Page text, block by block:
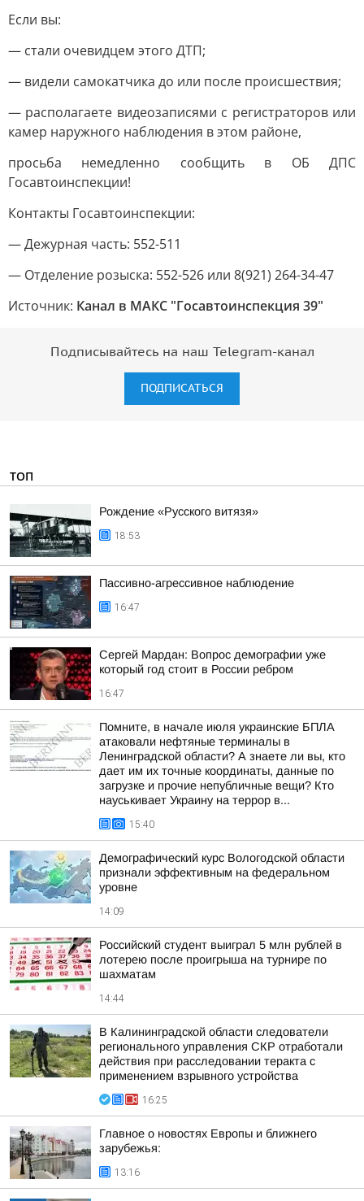
Если вы:
— стали очевидцем этого ДТП;
— видели самокатчика до или после происшествия;
— располагаете видеозаписями с регистраторов или
камер наружного наблюдения в этом районе,
просьба немедленно сообщить в ОБ ДПС
Госавтоинспекции!
Контакты Госавтоинспекции:
— Дежурная часть: 552-511
— Отделение розыска: 552-526 или 8(921) 264-34-47
Источник: Канал в МАКС "Госавтоинспекция 39"
Подписывайтесь на наш Telegram-канал
ПОДПИСАТЬСЯ
ТОП
Рождение «Русского витязя»
18:53
Пассивно-агрессивное наблюдение
16:47
Сергей Мардан: Вопрос демографии уже
который год стоит в России ребром
16:47
Помните, в начале июля украинские БПЛА
атаковали нефтяные терминалы в
Ленинградской области? А знаете ли вы, кто
дает им их точные координаты, данные по
загрузке и прочие непубличные вещи? Кто
науськивает Украину на террор в...
15:40
Демографический курс Вологодской области
признали эффективным на федеральном
уровне
14:09
Российский студент выиграл 5 млн рублей в
лотерею после проигрыша на турнире по
шахматам
14:44
В Калининградской области следователи
регионального управления СКР отработали
действия при расследовании теракта с
применением взрывного устройства
16:25
Главное о новостях Европы и ближнего
зарубежья:
13:16